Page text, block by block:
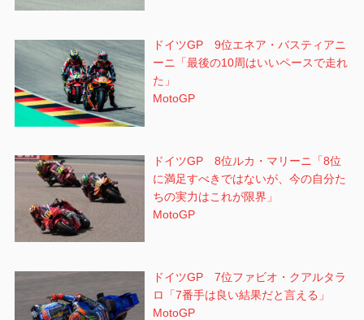
ドイツGP 9位エネア・バスティアニ
ーニ「最後の10周はいいペースで走れ
た」
MotoGP
ドイツGP 8位ルカ・マリーニ「8位
に満足すべきではないが、今の自分た
ちの実力はこれが限界」
MotoGP
ドイツGP 7位ファビオ・クアルタラ
ロ「7番手は良い結果だと言える」
MotoGP